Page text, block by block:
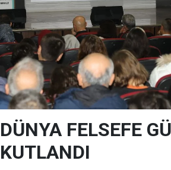
DÜNYA FELSEFE
KUTLANDI